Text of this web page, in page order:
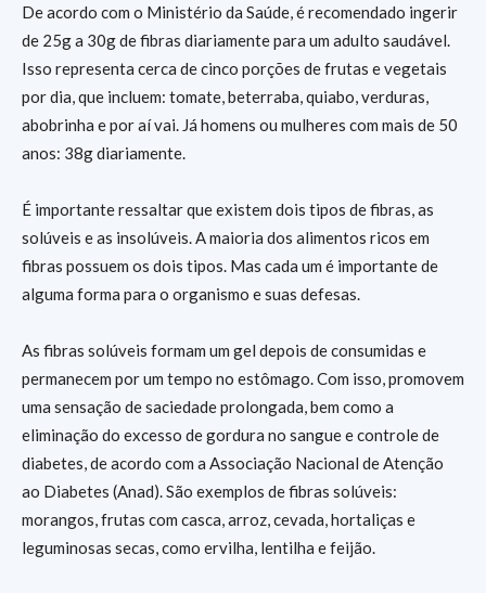
De acordo com o Ministério da Saúde, é recomendado ingerir
de 25g a 30g de fibras diariamente para um adulto saudável.
Isso representa cerca de cinco porções de frutas e vegetais
por dia, que incluem: tomate, beterraba, quiabo, verduras,
abobrinha e por aí vai. Já homens ou mulheres com mais de 50
anos: 38g diariamente.
É importante ressaltar que existem dois tipos de fibras, as
solúveis e as insolúveis. A maioria dos alimentos ricos em
fibras possuem os dois tipos. Mas cada um é importante de
alguma forma para o organismo e suas defesas.
As fibras solúveis formam um gel depois de consumidas e
permanecem por um tempo no estômago. Com isso, promovem
uma sensação de saciedade prolongada, bem como a
eliminação do excesso de gordura no sangue e controle de
diabetes, de acordo com a Associação Nacional de Atenção
ao Diabetes (Anad). São exemplos de fibras solúveis:
morangos, frutas com casca, arroz, cevada, hortaliças e
leguminosas secas, como ervilha, lentilha e feijão.